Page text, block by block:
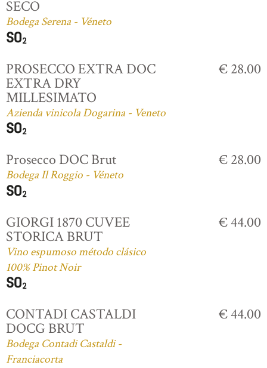
SECO
Bodega Serena - Véneto
PROSECCO EXTRA DOC
EXTRA DRY
MILLESIMATO
Azienda vinicola Dogarina - Veneto
€ 28.00
Prosecco DOC Brut
Bodega Il Roggio - Véneto
€ 28.00
GIORGI 1870 CUVEE
STORICA BRUT
Vino espumoso método clásico
100% Pinot Noir
€ 44.00
CONTADI CASTALDI
DOCG BRUT
Bodega Contadi Castaldi -
Franciacorta
€ 44.00